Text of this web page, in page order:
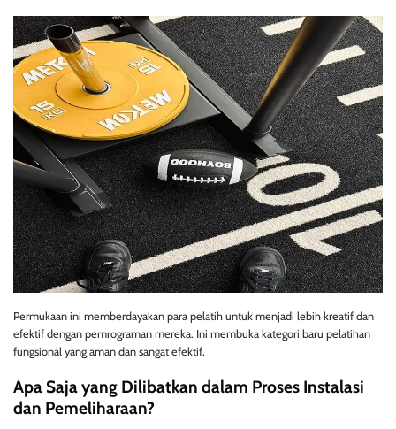
Permukaan ini memberdayakan para pelatih untuk menjadi lebih kreatif dan
efektif dengan pemrograman mereka. Ini membuka kategori baru pelatihan
fungsional yang aman dan sangat efektif.
Apa Saja yang Dilibatkan dalam Proses Instalasi
dan Pemeliharaan?